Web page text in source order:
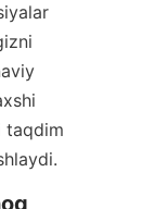
taqdim